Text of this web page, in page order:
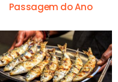
Passagem do Ano